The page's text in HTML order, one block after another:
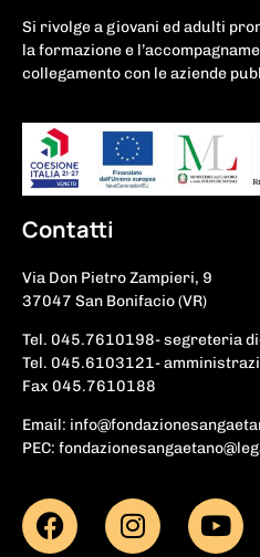
Si rivolge a giovani ed adulti
la formazione e
collegamento con le aziende
Contatti
Via Don Pietro Zampieri, 9
37047 San Bonifacio (VR)
Tel. 045.7610198- segreteria
Tel. 045.6103121-
Fax 045.7610188
Email:
PEC: